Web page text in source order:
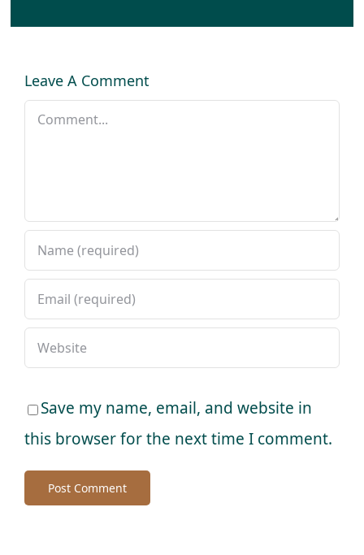
Leave A Comment
Comment
Save my name, email, and website in
this browser for the next time I comment.